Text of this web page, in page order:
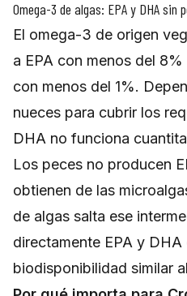
Omega-3 de algas: EPA y DHA sin
El omega-3 de origen
a EPA con menos del
con menos del 1%.
nueces para cubrir los
DHA no funciona
Los peces no producen
obtienen de las
de algas salta ese
directamente EPA y
biodisponibilidad similar